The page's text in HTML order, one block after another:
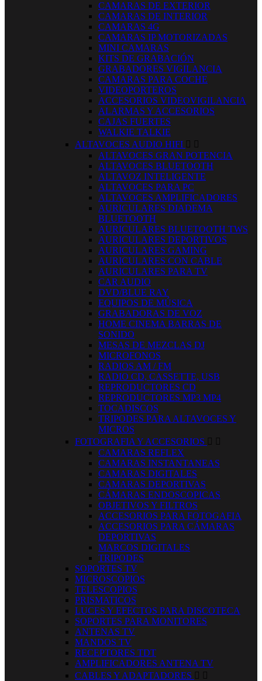
CAMARAS DE EXTERIOR
CAMARAS DE INTERIOR
CAMARAS 4G
CAMARAS IP MOTORIZADAS
MINI CAMARAS
KITS DE GRABACIÓN
GRABADORES VIGILANCIA
CAMARAS PARA COCHE
VIDEOPORTEROS
ACCESORIOS VIDEOVIGILANCIA
ALARMAS Y ACCESORIOS
CAJAS FUERTES
WALKIE TALKIE
ALTAVOCES AUDIO HIFI  
ALTAVOCES GRAN POTENCIA
ALTAVOCES BLUETOOTH
ALTAVOZ INTELIGENTE
ALTAVOCES PARA PC
ALTAVOCES AMPLIFICADORES
AURICULARES DIADEMA
BLUETOOTH
AURICULARES BLUETOOTH TWS
AURICULARES DEPORTIVOS
AURICULARES GAMING
AURICULARES CON CABLE
AURICULARES PARA TV
CAR AUDIO
DVD/BLUE RAY
EQUIPOS DE MÚSICA
GRABADORAS DE VOZ
HOME CINEMA BARRAS DE
SONIDO
MESAS DE MEZCLAS DJ
MICROFONOS
RADIOS AM / FM
RADIO CD, CASSETTE, USB
REPRODUCTORES CD
REPRODUCTORES MP3 MP4
TOCADISCOS
TRIPODES PARA ALTAVOCES Y
MICROS
FOTOGRAFIA Y ACCESORIOS  
CAMARAS REFLEX
CAMARAS INSTANTANEAS
CAMARAS DIGITALES
CAMARAS DEPORTIVAS
CÁMARAS ENDOSCOPICAS
OBJETIVOS Y FILTROS
ACCESORIOS PARA FOTOGAFIA
ACCESORIOS PARA CÁMARAS
DEPORTIVAS
MARCOS DIGITALES
TRIPODES
SOPORTES TV
MICROSCOPIOS
TELESCOPIOS
PRISMATICOS
LUCES Y EFECTOS PARA DISCOTECA
SOPORTES PARA MONITORES
ANTENAS TV
MANDOS TV
RECEPTORES TDT
AMPLIFICADORES ANTENA TV
CABLES Y ADAPTADORES  